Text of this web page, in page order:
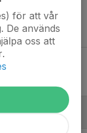
för att vår
De används
oss att